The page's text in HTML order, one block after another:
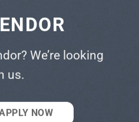
We’re looking
us.
NOW